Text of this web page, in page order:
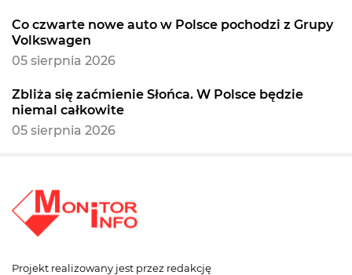
Co czwarte nowe auto w Polsce pochodzi z Grupy
Volkswagen
05 sierpnia 2026
Zbliża się zaćmienie Słońca. W Polsce będzie
niemal całkowite
05 sierpnia 2026
Projekt realizowany jest przez redakcję